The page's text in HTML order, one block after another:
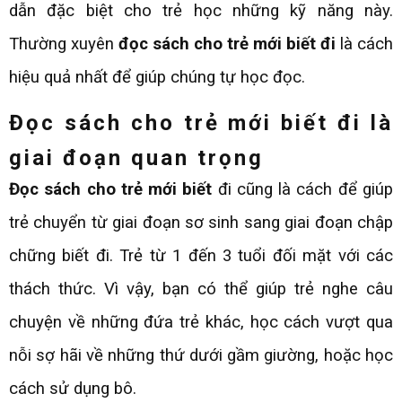
dẫn đặc biệt cho trẻ học những kỹ năng này.
Thường xuyên đọc sách cho trẻ mới biết đi là cách
hiệu quả nhất để giúp chúng tự học đọc.
Đọc sách cho trẻ mới biết đi là
giai đoạn quan trọng
Đọc sách cho trẻ mới biết đi cũng là cách để giúp
trẻ chuyển từ giai đoạn sơ sinh sang giai đoạn chập
chững biết đi. Trẻ từ 1 đến 3 tuổi đối mặt với các
thách thức. Vì vậy, bạn có thể giúp trẻ nghe câu
chuyện về những đứa trẻ khác, học cách vượt qua
nỗi sợ hãi về những thứ dưới gầm giường, hoặc học
cách sử dụng bô.